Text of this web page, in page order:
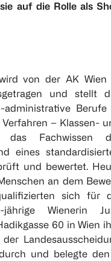
auf die Rolle als
von der AK Wien
und stellt
administrative Berufe
– Klassen-
das Fachwissen
eines
und bewertet.
an dem
sich für
jährige Wienerin
60 in Wien
und belegte den